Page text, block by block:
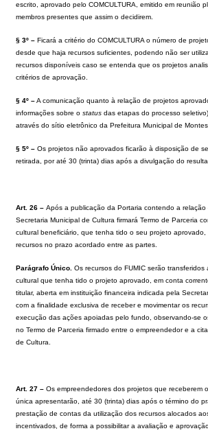
escrito, aprovado pelo COMCULTURA, emitido em reunião
membros presentes que assim o decidirem.
§ 3º – Ficará a critério do COMCULTURA o número de
desde que haja recursos suficientes, podendo não ser
recursos disponíveis caso se entenda que os projetos
critérios de aprovação.
§ 4º –A comunicação quanto à relação de projetos
informações sobre o status das etapas do processo
através do sítio eletrônico da Prefeitura Municipal de Montes
§ 5º – Os projetos não aprovados ficarão à disposição de
retirada, por até 30 (trinta) dias após a divulgação do
Art. 26 – Após a publicação da Portaria contendo a
Secretaria Municipal de Cultura firmará Termo de Parceria
cultural beneficiário, que tenha tido o seu projeto
recursos no prazo acordado entre as partes.
Parágrafo Único. Os recursos do FUMIC serão
cultural que tenha tido o projeto aprovado, em conta
titular, aberta em instituição financeira indicada pela
com a finalidade exclusiva de receber e movimentar os
execução das ações apoiadas pelo fundo, observando-se
no Termo de Parceria firmado entre o empreendedor e a
de Cultura.
Art. 27 – Os empreendedores dos projetos que receberem
única apresentarão, até 30 (trinta) dias após o término do
prestação de contas da utilização dos recursos alocados
incentivados, de forma a possibilitar a avaliação e aprovação